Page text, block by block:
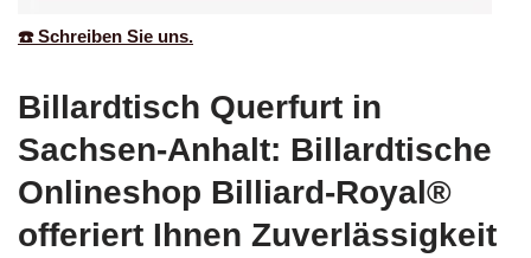
☎️ Schreiben Sie uns.
Billardtisch Querfurt in
Sachsen-Anhalt: Billardtische
Onlineshop Billiard-Royal®
offeriert Ihnen Zuverlässigkeit